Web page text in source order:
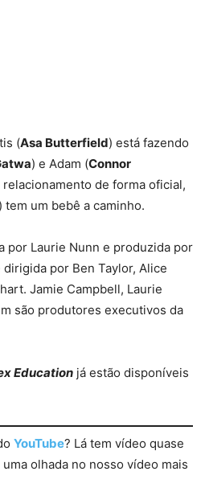
(Asa Butterfield) está fazendo
) e Adam (Connor
relacionamento de forma oficial,
) tem um bebê a caminho.
por Laurie Nunn e produzida por
dirigida por Ben Taylor, Alice
Jamie Campbell, Laurie
são produtores executivos da
Education já estão disponíveis
YouTube? Lá tem vídeo quase
uma olhada no nosso vídeo mais